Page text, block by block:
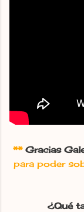
**Gracias
para poder
¿Qué